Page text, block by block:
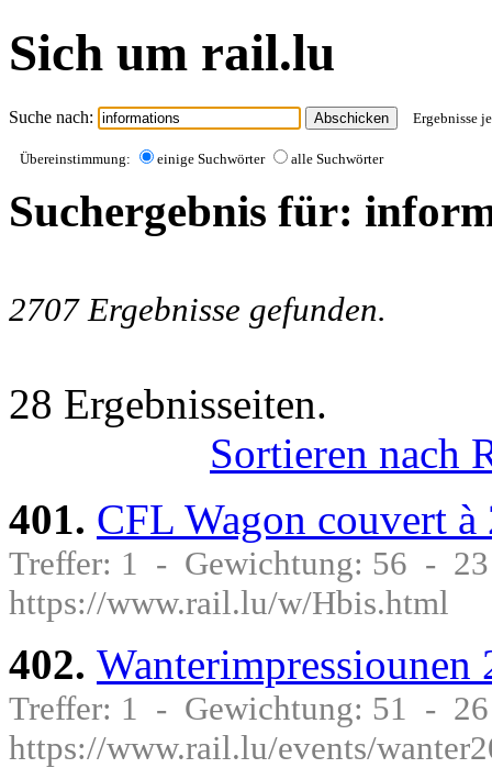
Sich um rail.lu
Suche nach: Ergebnisse
Übereinstimmung: einige Suchwörter alle Suchwörter
Suchergebnis für:
2707 Ergebnisse gefunden.
28 Ergebnisseiten.
Sortieren nach
401. CFL Wagon couvert à
Treffer: 1 - Gewichtung: 56 -
https://www.rail.lu/w/Hbis.html
402. Wanterimpressiounen
Treffer: 1 - Gewichtung: 51 -
https://www.rail.lu/events/